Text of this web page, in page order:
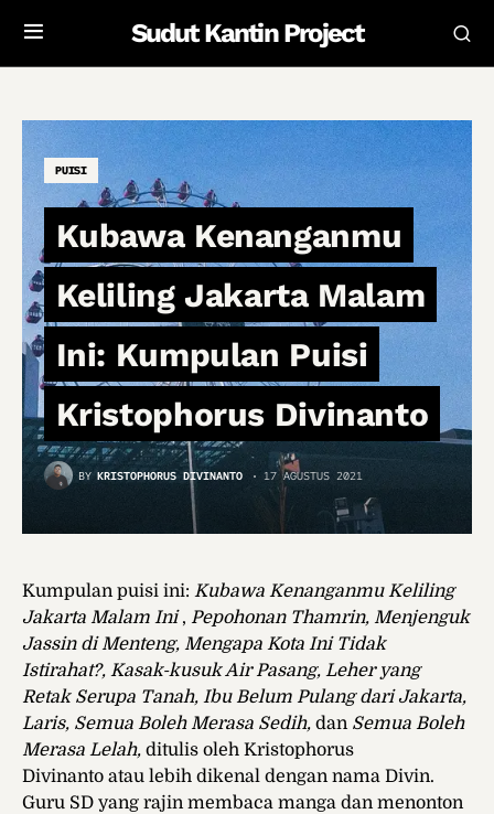
Sudut Kantin Project
PUISI
Kubawa Kenanganmu
Keliling Jakarta Malam
Ini: Kumpulan Puisi
Kristophorus Divinanto
BY KRISTOPHORUS DIVINANTO 17 AGUSTUS 2021
Kumpulan puisi ini: Kubawa Kenanganmu Keliling
Jakarta Malam Ini, Pepohonan Thamrin, Menjenguk
Jassin di Menteng, Mengapa Kota Ini Tidak
Istirahat?, Kasak-kusuk Air Pasang, Leher yang
Retak Serupa Tanah, Ibu Belum Pulang dari Jakarta,
Laris, Semua Boleh Merasa Sedih, dan Semua Boleh
Merasa Lelah, ditulis oleh Kristophorus
Divinanto atau lebih dikenal dengan nama Divin.
Guru SD yang rajin membaca manga dan menonton